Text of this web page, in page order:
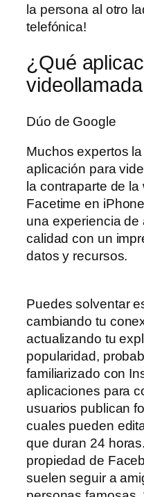
la persona al otro
telefónica!
¿Qué
Dúo de Google
Muchos expertos
aplicación para
la contraparte de
Facetime en
una experiencia
calidad con un
datos y recursos.
Puedes solventar
cambiando tu
actualizando tu
popularidad,
familiarizado con
aplicaciones para
usuarios publican
cuales pueden
que duran 24
propiedad de
suelen seguir a